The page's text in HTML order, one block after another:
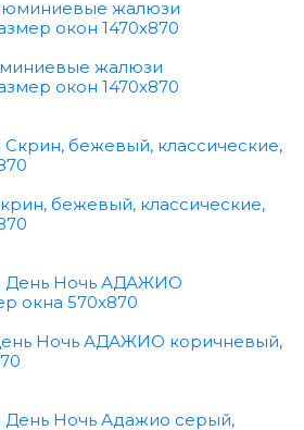
жалюзи
окон 1470x870
бежевый, классические,
Ночь АДАЖИО коричневый,